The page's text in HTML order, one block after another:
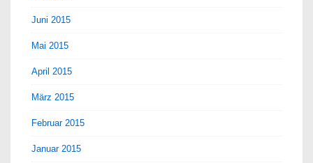
Juni 2015
Mai 2015
April 2015
März 2015
Februar 2015
Januar 2015